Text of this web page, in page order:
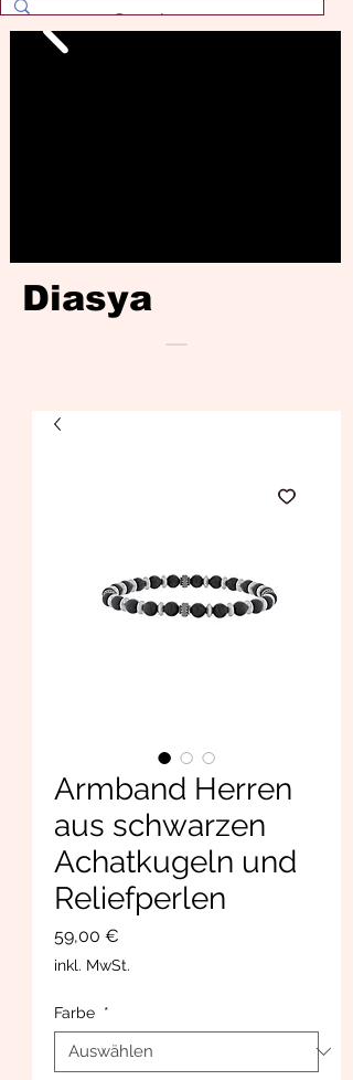
Diasya
Armband Herren
aus schwarzen
Achatkugeln und
Reliefperlen
59,00 €
inkl. MwSt.
Farbe *